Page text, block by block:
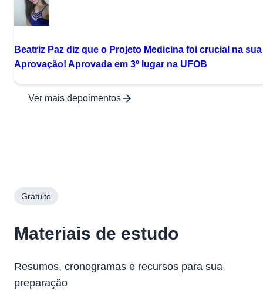
lugar! O sentimento de alegria e dever cumprido
são indescritíveis, e é nessa hora que lembro do
Beatriz Paz diz que o Projeto Medicina foi crucial na sua
Aprovação! Aprovada em 3º lugar na UFOB
Ver mais depoimentos
Gratuito
Materiais de estudo
Resumos, cronogramas e recursos para sua
preparação